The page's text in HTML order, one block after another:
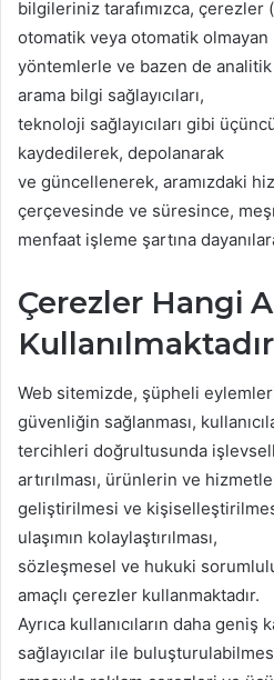
bilgileriniz tarafımızca, çerezler
otomatik veya otomatik olmayan
yöntemlerle ve bazen de analitik
arama bilgi sağlayıcıları,
teknoloji sağlayıcıları gibi
kaydedilerek, depolanarak
ve güncellenerek, aramızdaki
çerçevesinde ve süresince,
menfaat işleme şartına
Çerezler Hangi
Web sitemizde, şüpheli
güvenliğin sağlanması,
tercihleri doğrultusunda
artırılması, ürünlerin ve
geliştirilmesi ve
ulaşımın kolaylaştırılması,
sözleşmesel ve hukuki
amaçlı çerezler kullanmaktadır.
Ayrıca kullanıcıların daha geniş
sağlayıcılar ile